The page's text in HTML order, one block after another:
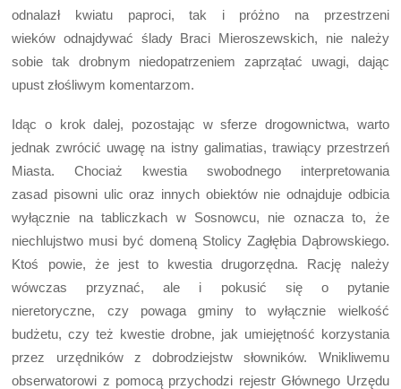
odnalazł kwiatu paproci, tak i próżno na przestrzeni
wieków odnajdywać ślady Braci Mieroszewskich, nie należy
sobie tak drobnym niedopatrzeniem zaprzątać uwagi, dając
upust złośliwym komentarzom.
Idąc o krok dalej, pozostając w sferze drogownictwa, warto
jednak zwrócić uwagę na istny galimatias, trawiący przestrzeń
Miasta. Chociaż kwestia swobodnego interpretowania
zasad pisowni ulic oraz innych obiektów nie odnajduje odbicia
wyłącznie na tabliczkach w Sosnowcu, nie oznacza to, że
niechlujstwo musi być domeną Stolicy Zagłębia Dąbrowskiego.
Ktoś powie, że jest to kwestia drugorzędna. Rację należy
wówczas przyznać, ale i pokusić się o pytanie
nieretoryczne, czy powaga gminy to wyłącznie wielkość
budżetu, czy też kwestie drobne, jak umiejętność korzystania
przez urzędników z dobrodziejstw słowników. Wnikliwemu
obserwatorowi z pomocą przychodzi rejestr Głównego Urzędu